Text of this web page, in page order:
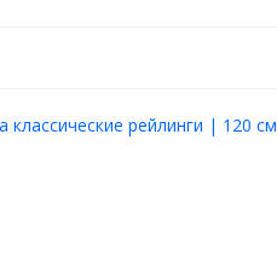
рейлинги | 120 см